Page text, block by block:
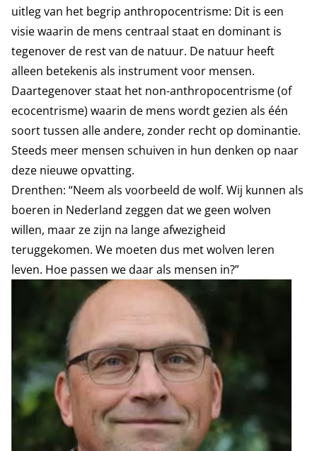
uitleg van het begrip anthropocentrisme: Dit is een
visie waarin de mens centraal staat en dominant is
tegenover de rest van de natuur. De natuur heeft
alleen betekenis als instrument voor mensen.
Daartegenover staat het non-anthropocentrisme (of
ecocentrisme) waarin de mens wordt gezien als één
soort tussen alle andere, zonder recht op dominantie.
Steeds meer mensen schuiven in hun denken op naar
deze nieuwe opvatting.
Drenthen: “Neem als voorbeeld de wolf. Wij kunnen als
boeren in Nederland zeggen dat we geen wolven
willen, maar ze zijn na lange afwezigheid
teruggekomen. We moeten dus met wolven leren
leven. Hoe passen we daar als mensen in?”